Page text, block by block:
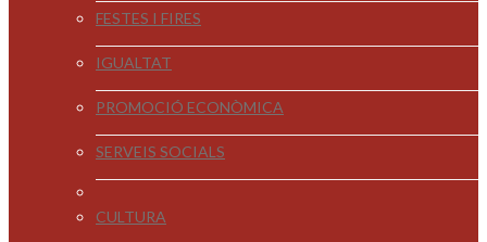
FESTES I FIRES
IGUALTAT
PROMOCIÓ ECONÒMICA
SERVEIS SOCIALS
CULTURA